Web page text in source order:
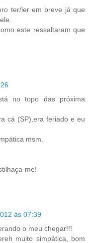
ter/ler em breve já que
este ressaltaram que
no topo das próxima
cá (SP),era feriado e eu
msm.
me!
às 07:39
o meu chegar!!!
muito simpática, bom